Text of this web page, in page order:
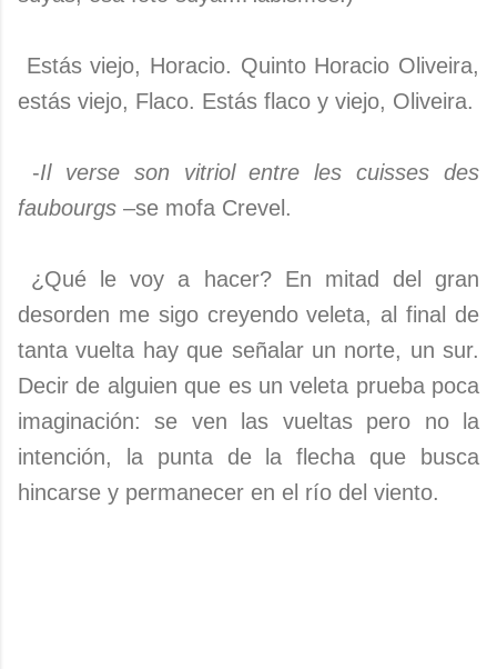
Estás viejo, Horacio. Quinto Horacio Oliveira,
estás viejo, Flaco. Estás flaco y viejo, Oliveira.
-Il verse son vitriol entre les cuisses des
faubourgs –se mofa Crevel.
¿Qué le voy a hacer? En mitad del gran
desorden me sigo creyendo veleta, al final de
tanta vuelta hay que señalar un norte, un sur.
Decir de alguien que es un veleta prueba poca
imaginación: se ven las vueltas pero no la
intención, la punta de la flecha que busca
hincarse y permanecer en el río del viento.